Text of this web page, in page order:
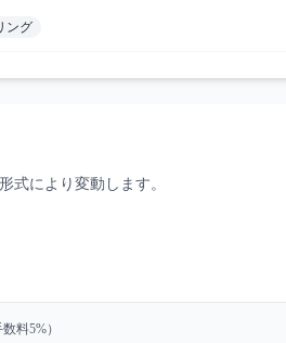
ング
式により変動します。
数料5%）